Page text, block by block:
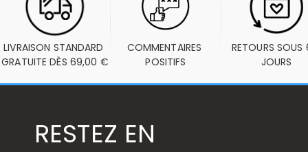
LIVRAISON STANDARD
GRATUITE DÈS 69,00 €
COMMENTAIRES
POSITIFS
RETOURS SOUS
JOURS
RESTEZ EN